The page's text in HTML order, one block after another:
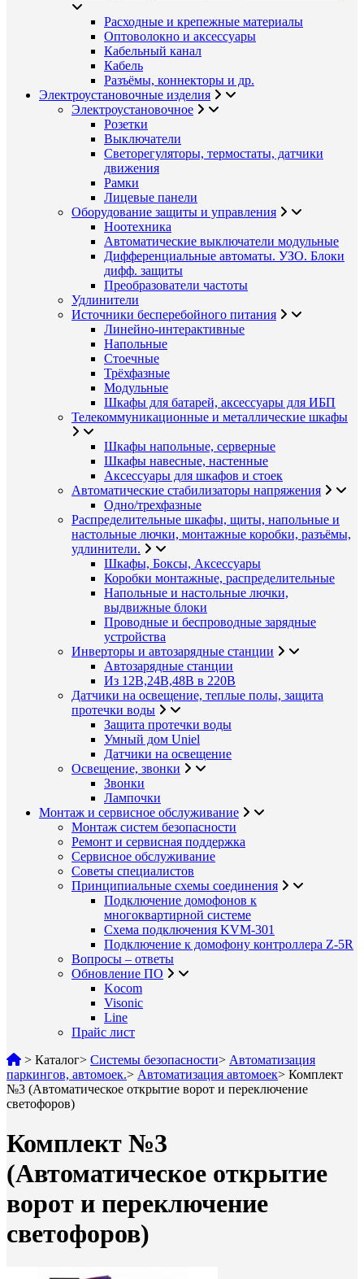
Расходные и крепежные материалы
Оптоволокно и аксессуары
Кабельный канал
Кабель
Разъёмы, коннекторы и др.
Электроустановочные изделия
Электроустановочное
Розетки
Выключатели
Светорегуляторы, термостаты, датчики
движения
Рамки
Лицевые панели
Оборудование защиты и управления
Ноотехника
Автоматические выключатели модульные
Дифференциальные автоматы. УЗО. Блоки
дифф. защиты
Преобразователи частоты
Удлинители
Источники бесперебойного питания
Линейно-интерактивные
Напольные
Стоечные
Трёхфазные
Модульные
Шкафы для батарей, аксессуары для ИБП
Телекоммуникационные и металлические шкафы
Шкафы напольные, серверные
Шкафы навесные, настенные
Аксессуары для шкафов и стоек
Автоматические стабилизаторы напряжения
Одно/трехфазные
Распределительные шкафы, щиты, напольные и
настольные лючки, монтажные коробки, разъёмы,
удлинители.
Шкафы, Боксы, Аксессуары
Коробки монтажные, распределительные
Напольные и настольные лючки,
выдвижные блоки
Проводные и беспроводные зарядные
устройства
Инверторы и автозарядные станции
Автозарядные станции
Из 12В,24В,48В в 220В
Датчики на освещение, теплые полы, защита
протечки воды
Защита протечки воды
Умный дом Uniel
Датчики на освещение
Освещение, звонки
Звонки
Лампочки
Монтаж и сервисное обслуживание
Монтаж систем безопасности
Ремонт и сервисная поддержка
Сервисное обслуживание
Советы специалистов
Принципиальные схемы соединения
Подключение домофонов к
многоквартирной системе
Схема подключения KVM-301
Подключение к домофону контроллера Z-5R
Вопросы – ответы
Обновление ПО
Kocom
Visonic
Line
Прайс лист
> Каталог> Системы безопасности> Автоматизация
паркингов, автомоек.> Автоматизация автомоек> Комплект
№3 (Автоматическое открытие ворот и переключение
светофоров)
Комплект №3
(Автоматическое открытие
ворот и переключение
светофоров)